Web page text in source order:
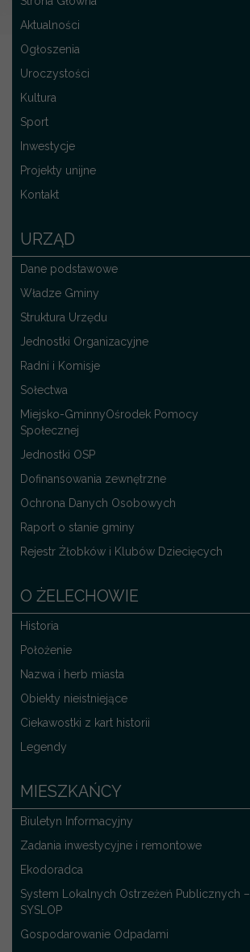
Aktualności
Ogłoszenia
Uroczystości
Kultura
Sport
Inwestycje
Projekty unijne
Kontakt
URZĄD
Dane podstawowe
Władze Gminy
Struktura Urzędu
Jednostki Organizacyjne
Radni i Komisje
Sołectwa
Miejsko-GminnyOśrodek Pomocy
Społecznej
Jednostki OSP
Dofinansowania zewnętrzne
Ochrona Danych Osobowych
Raport o stanie gminy
Rejestr Żłobków i Klubów Dziecięcych
O ŻELECHOWIE
Historia
Położenie
Nazwa i herb miasta
Obiekty nieistniejące
Ciekawostki z kart historii
Legendy
MIESZKAŃCY
Biuletyn Informacyjny
Zadania inwestycyjne i remontowe
Ekodoradca
System Lokalnych Ostrzeżeń Publicznych –
SYSLOP
Gospodarowanie Odpadami